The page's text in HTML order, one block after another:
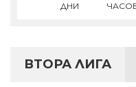
ДНИ
ВТОРА ЛИГА